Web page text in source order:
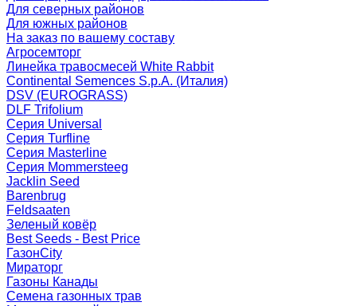
Для северных районов
Для южных районов
На заказ по вашему составу
Агросемторг
Линейка травосмесей White Rabbit
Continental Semences S.p.A. (Италия)
DSV (EUROGRASS)
DLF Trifolium
Серия Universal
Серия Turfline
Серия Masterline
Серия Mommersteeg
Jacklin Seed
Barenbrug
Feldsaaten
Зеленый ковёр
Best Seeds - Best Price
ГазонCity
Мираторг
Газоны Канады
Семена газонных трав